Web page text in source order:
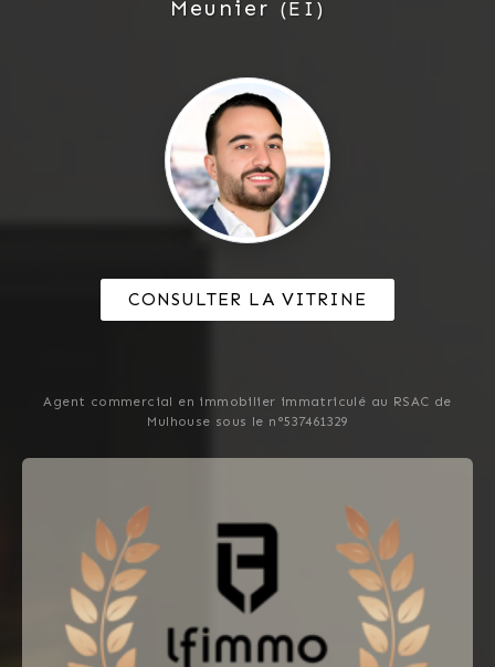
Meunier (EI)
CONSULTER LA VITRINE
Agent commercial en immobilier immatriculé au RSAC de
Mulhouse sous le n°537461329